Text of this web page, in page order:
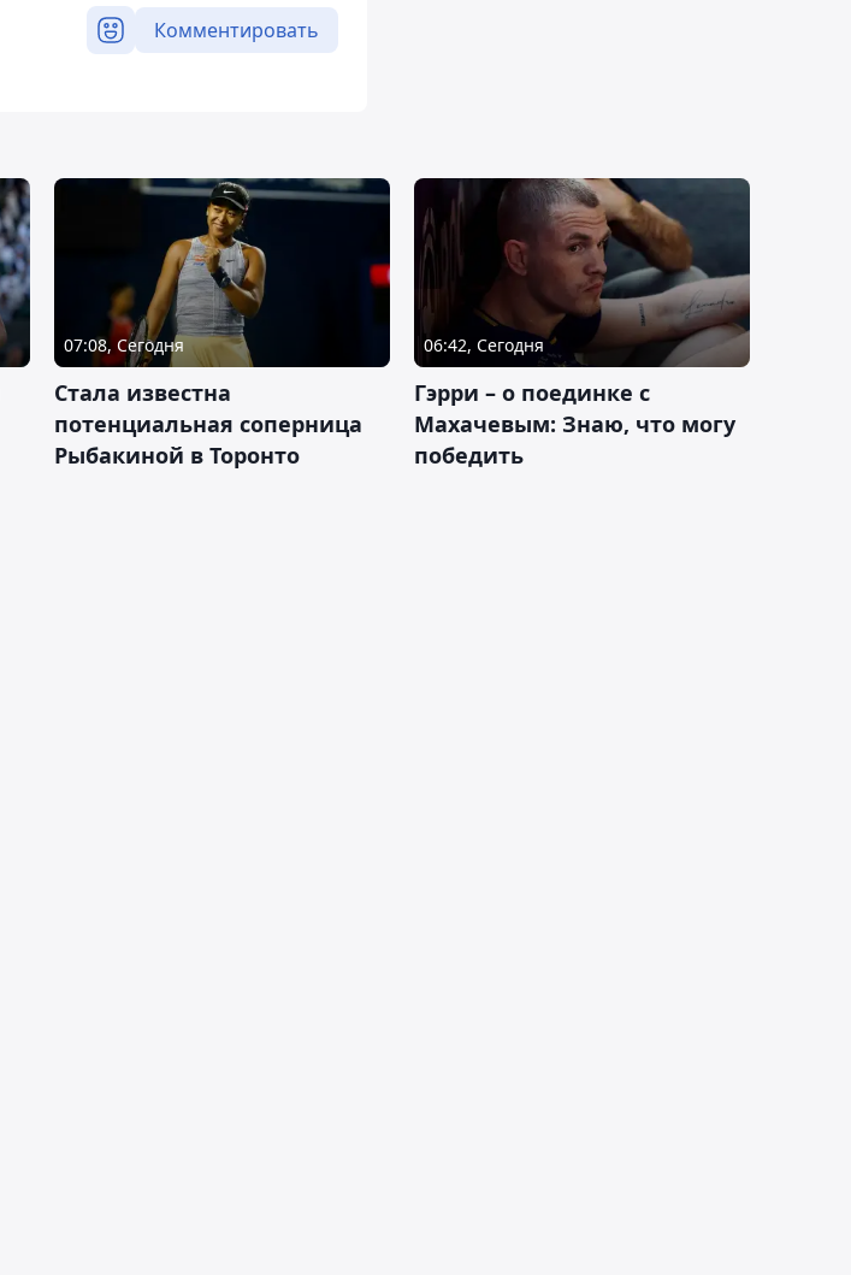
Комментировать
07:08, Сегодня
Cтала известна
потенциальная соперница
Рыбакиной в Торонто
06:42, Сегодня
Гэрри – о поединке с
Махачевым: Знаю, что могу
победить